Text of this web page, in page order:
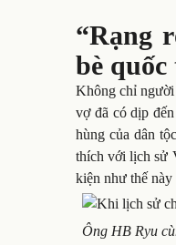
“Rạng
bè quốc
Không chỉ người
vợ đã có dịp
hùng của dân
thích với lịch sử
kiện như thế
Ông HB Ryu